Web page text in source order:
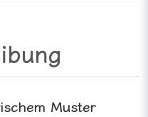
Muster